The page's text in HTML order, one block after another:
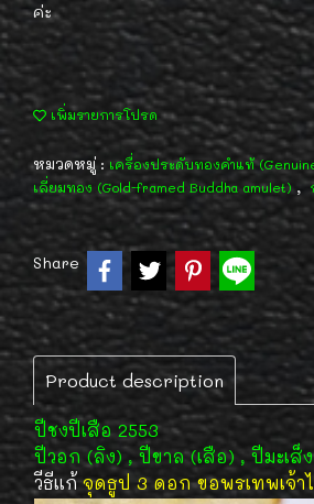
ค่ะ
เพิ่มรายการโปรด
หมวดหมู่ : เครื่องประดับทองคำแท้
เลี่ยมทอง (Gold-framed Buddha amulet) ,
Share
Product description
ปีชงปีเสือ 2553
ปีวอก (ลิง) , ปีขาล (เสือ) , ปีมะเส็
วีธีแก้ จุดธูป 3 ดอก ขอพรเทพเจ้า